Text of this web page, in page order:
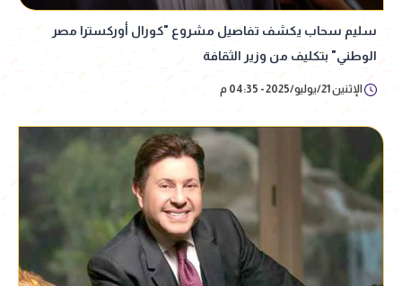
سليم سحاب يكشف تفاصيل مشروع "كورال أوركسترا مصر
الوطني" بتكليف من وزير الثقافة
الإثنين 21/يوليو/2025 - 04:35 م